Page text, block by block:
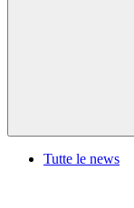
Tutte le news